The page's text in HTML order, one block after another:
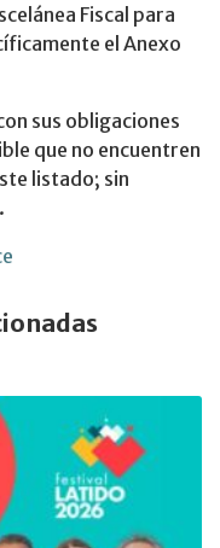
Fiscal para
el Anexo
sus obligaciones
que no encuentren
listado; sin